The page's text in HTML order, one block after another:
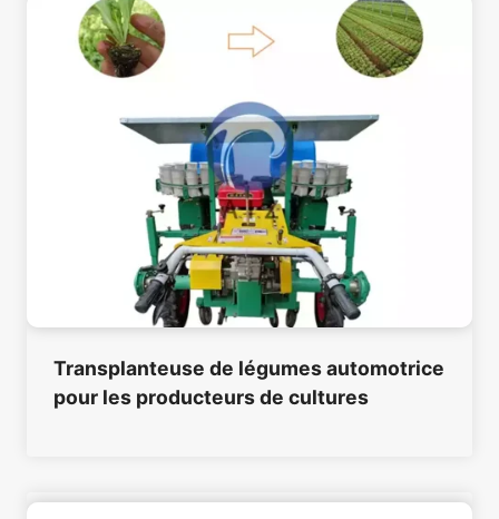
Transplanteuse de légumes automotrice
pour les producteurs de cultures